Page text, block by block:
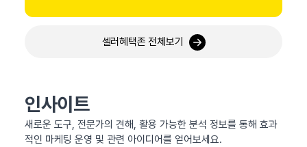
셀러혜택존 전체보기
인사이트
새로운 도구, 전문가의 견해, 활용 가능한 분석 정보를 통해 효과
적인 마케팅 운영 및 관련 아이디어를 얻어보세요.